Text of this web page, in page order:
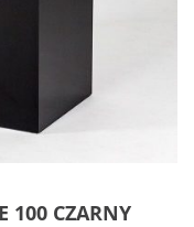
100 CZARNY